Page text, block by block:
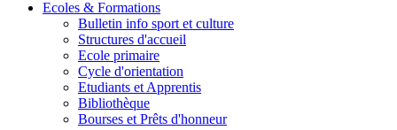
Ecoles & Formations
Bulletin info sport et culture
Structures d'accueil
Ecole primaire
Cycle d'orientation
Etudiants et Apprentis
Bibliothèque
Bourses et Prêts d'honneur